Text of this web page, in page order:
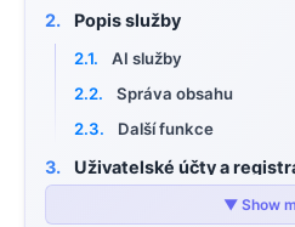
2.
Popis služby
2.1.
AI služby
2.2.
Správa obsahu
2.3.
Další funkce
3. Uživatelské účty a
Vytvoření účtu▼ Show